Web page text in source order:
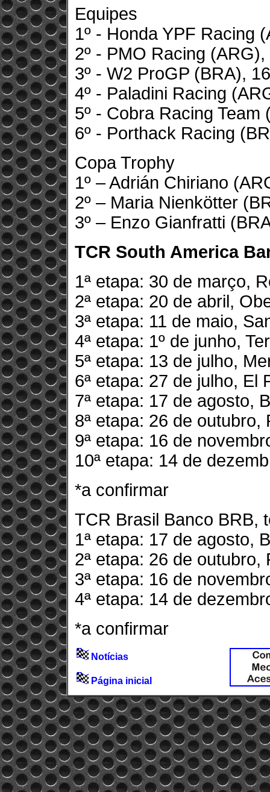
Equipes
1º - Honda YPF Racing
2º - PMO Racing (ARG),
3º - W2 ProGP (BRA),
4º - Paladini Racing
5º - Cobra Racing Team
6º - Porthack Racing
Copa Trophy
1º – Adrián Chiriano
2º – Maria Nienkötter
3º – Enzo Gianfratti
TCR South America
1ª etapa: 30 de março,
2ª etapa: 20 de abril,
3ª etapa: 11 de maio,
4ª etapa: 1º de junho,
5ª etapa: 13 de julho,
6ª etapa: 27 de julho, El
7ª etapa: 17 de agosto,
8ª etapa: 26 de
9ª etapa: 16 de
10ª etapa: 14 de
*a confirmar
TCR Brasil Banco BRB,
1ª etapa: 17 de agosto,
2ª etapa: 26 de
3ª etapa: 16 de
4ª etapa: 14 de
*a confirmar
Notícias
Página inicial